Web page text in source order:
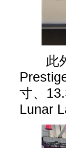
此外
寸、
Lunar